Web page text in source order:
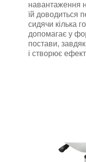
навантаження
їй доводиться
сидячи кілька
допомагає у
постави,
і створює